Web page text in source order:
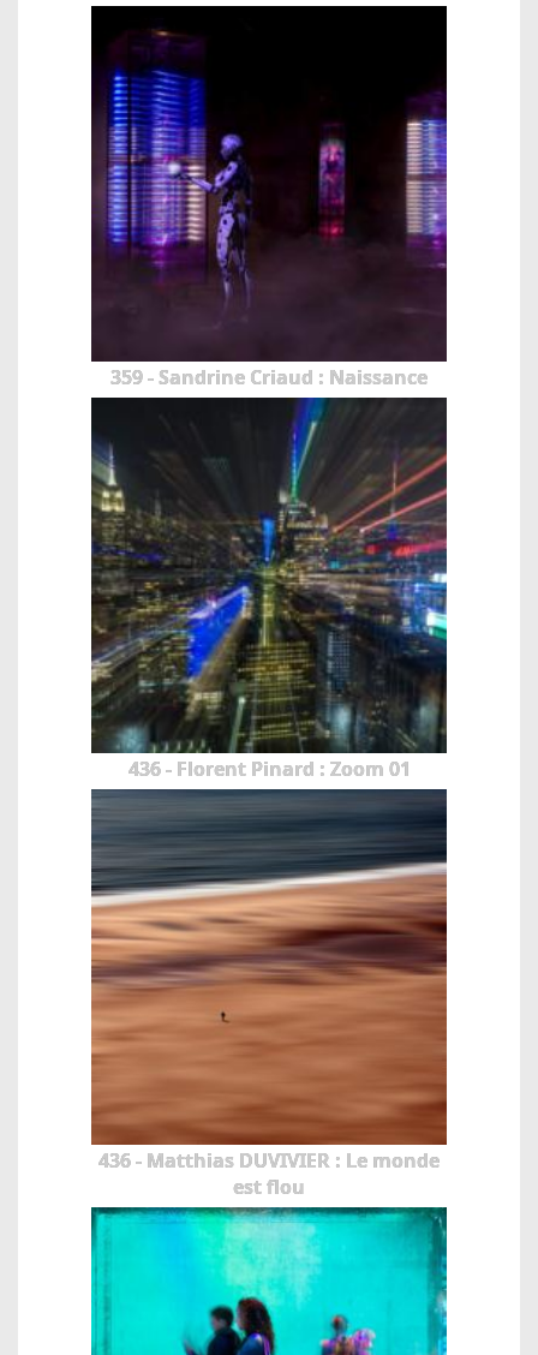
359 - Sandrine Criaud : Naissance
436 - Florent Pinard : Zoom 01
436 - Matthias DUVIVIER : Le monde
est flou